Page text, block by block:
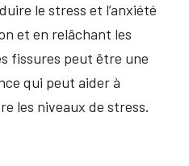
le stress et l’anxiété
et en relâchant les
fissures peut être une
qui peut aider à
les niveaux de stress.